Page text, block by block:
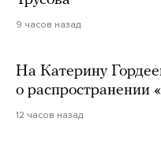
9 часов назад
На Катерину
о распространении
12 часов назад